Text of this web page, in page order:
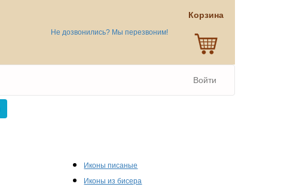
Не дозвонились? Мы перезвоним!
Корзина
Войти
Иконы писаные
Иконы из бисера